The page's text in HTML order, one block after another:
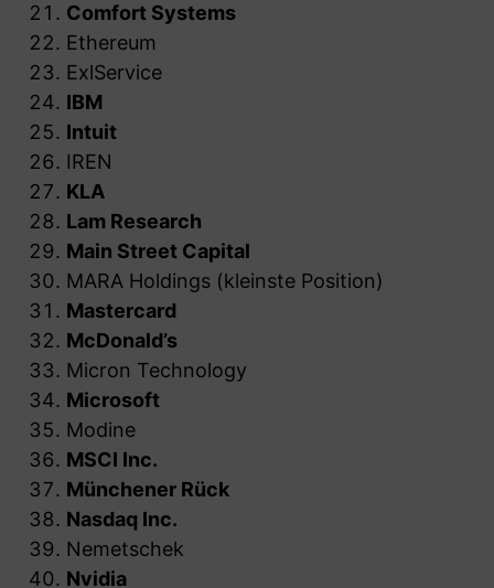
Comfort Systems
Ethereum
ExlService
IBM
Intuit
IREN
KLA
Lam Research
Main Street Capital
MARA Holdings (kleinste Position)
Mastercard
McDonald’s
Micron Technology
Microsoft
Modine
MSCI Inc.
Münchener Rück
Nasdaq Inc.
Nemetschek
Nvidia